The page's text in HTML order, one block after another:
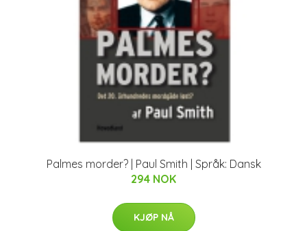
Palmes morder? | Paul Smith | Språk: Dansk
294 NOK
KJØP NÅ